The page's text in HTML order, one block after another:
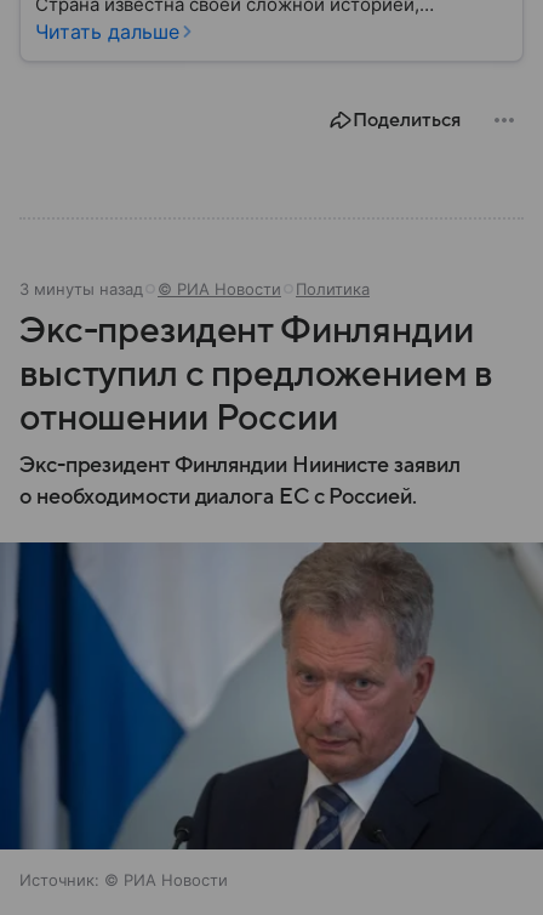
Страна известна своей сложной историей,
культурным наследием и особым
Читать дальше
Поделиться
3 минуты назад © РИА Новости Политика
Экс-президент Финляндии
выступил с предложением в
отношении России
Экс-президент Финляндии Ниинисте заявил
о необходимости диалога ЕС с Россией.
Источник: © РИА Новости